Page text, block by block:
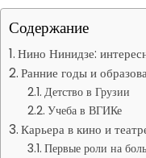
Содержание
Нино Нинидзе:
Ранние годы и
Детство в Грузии
Учеба в ВГИКе
Карьера в кино и
Первые роли на